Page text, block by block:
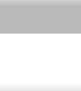
3D articulada,